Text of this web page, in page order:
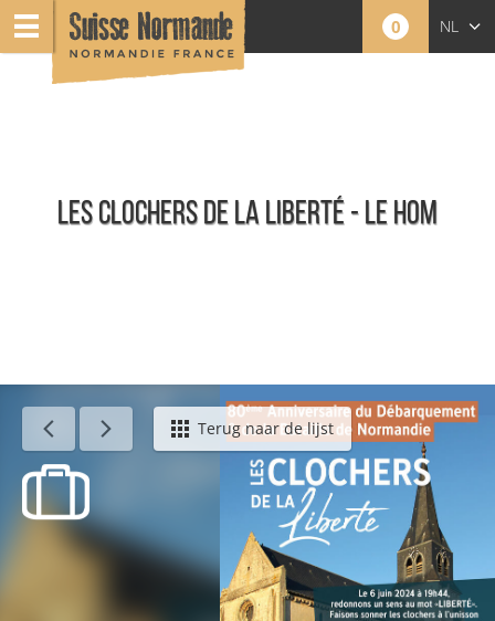
0 NL
LES CLOCHERS DE LA LIBERTÉ - LE HOM
Agenda - NederlandsTerug naar de lijst